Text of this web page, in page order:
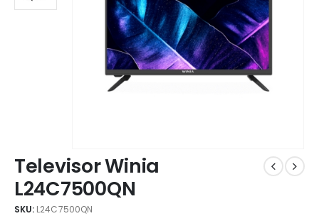
Televisor Winia
L24C7500QN
SKU: L24C7500QN